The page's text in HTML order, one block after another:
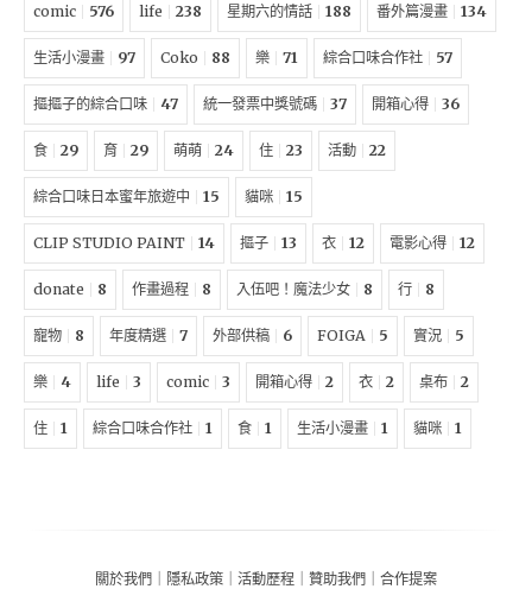
comic 576 life 238 星期六的情話 188 番外篇漫畫 134
生活小漫畫 97 Coko 88 樂 71 綜合口味合作社 57
摳摳子的綜合口味 47 統一發票中獎號碼 37 開箱心得 36
食 29 育 29 萌萌 24 住 23 活動 22
綜合口味日本蜜年旅遊中 15 貓咪 15
CLIP STUDIO PAINT 14 摳子 13 衣 12 電影心得 12
donate 8 作畫過程 8 入伍吧！魔法少女 8 行 8
寵物 8 年度精選 7 外部供稿 6 FOIGA 5 實況 5
樂 4 life 3 comic 3 開箱心得 2 衣 2 桌布 2
住 1 綜合口味合作社 1 食 1 生活小漫畫 1 貓咪 1
關於我們 隱私政策 活動歷程 贊助我們 合作提案